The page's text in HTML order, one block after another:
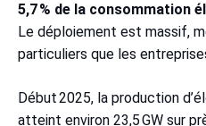
5,7 % de la consommation
Le déploiement est massif,
particuliers que les
Début 2025, la production
atteint environ 23,5 GW sur